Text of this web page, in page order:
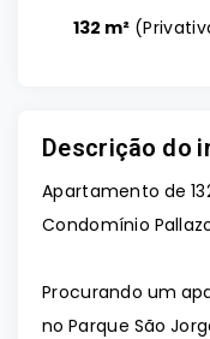
132 m² (
Descrição do
Apartamento de
Condomínio
Procurando um
no Parque São